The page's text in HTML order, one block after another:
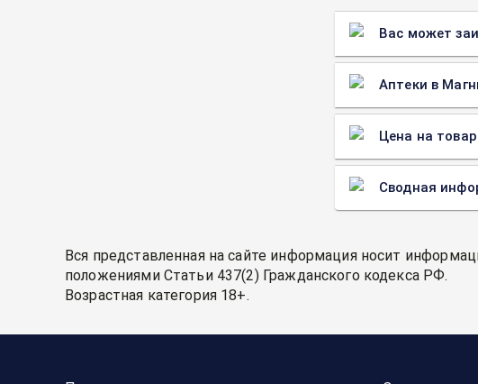
Вас может
Аптеки в
Цена на
Сводная
Вся представленная на сайте информация носит
положениями Статьи 437(2) Гражданского кодекса РФ.
Возрастная категория 18+.